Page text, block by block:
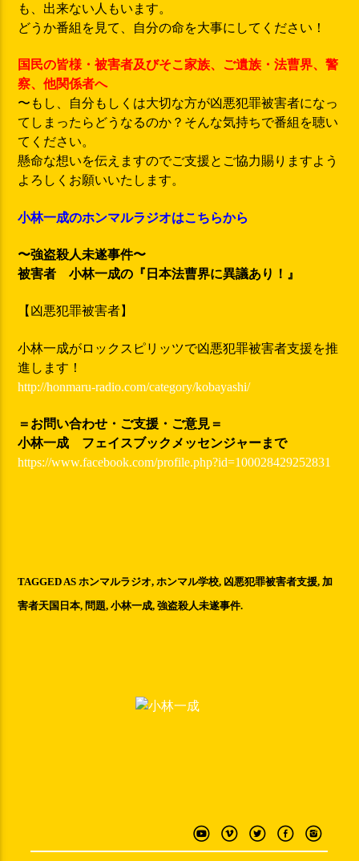
も、出来ない人もいます。
どうか番組を見て、自分の命を大事にしてください！
国民の皆様・被害者及びそこ家族、ご遺族・法曹界、警
察、他関係者へ
〜もし、自分もしくは大切な方が凶悪犯罪被害者になっ
てしまったらどうなるのか？そんな気持ちで番組を聴い
てください。
懸命な想いを伝えますのでご支援とご協力賜りますよう
よろしくお願いいたします。
小林一成のホンマルラジオはこちらから
〜強盗殺人未遂事件〜
被害者 小林一成の『日本法曹界に異議あり！』
【凶悪犯罪被害者】
小林一成がロックスピリッツで凶悪犯罪被害者支援を推
進します！
http://honmaru-radio.com/category/kobayashi/
＝お問い合わせ・ご支援・ご意見＝
小林一成 フェイスブックメッセンジャーまで
https://www.facebook.com/profile.php?id=100028429252831
TAGGED ASホンマルラジオ,ホンマル学校, 凶悪犯罪被害者支援,加
害者天国日本, 問題,小林一成,強盗殺人未遂事件.